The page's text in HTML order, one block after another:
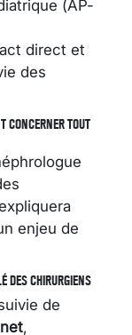
(AP-
direct et
des
CONCERNER TOUT
enjeu de
DES CHIRURGIENS
de
,